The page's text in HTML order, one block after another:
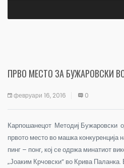
ПРВО МЕСТО ЗА БУЖАРОВСКИ
февруари 16, 2016 0
Карпошанецот Методиј Бужаровски
првото место во машка конкуренција
пинг – понг, кој се одржа минатиот
„Јоаким Крчовски” во Крива Паланка.